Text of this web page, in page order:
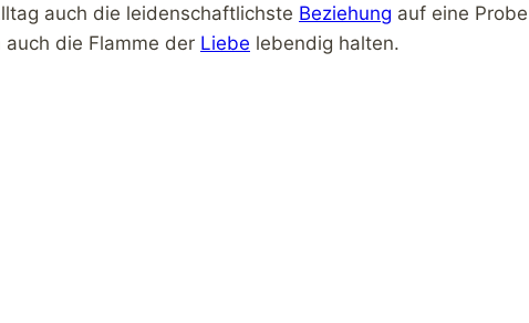
auch die leidenschaftlichste Beziehung auf eine
die Flamme der Liebe lebendig halten.